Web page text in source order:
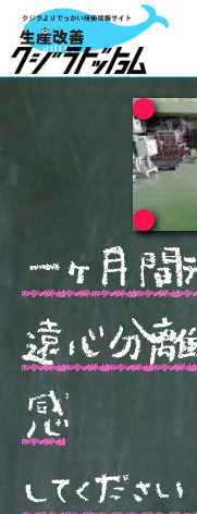
一ヶ 月 間
遠心分離
感
してください